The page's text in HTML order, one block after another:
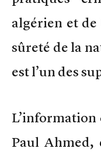
algérien et
sûreté de la
est l’un des
L’information
Paul Ahmed,